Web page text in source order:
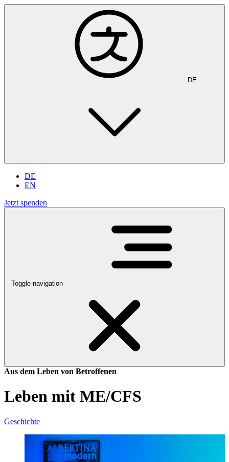
DE
DE
EN
Jetzt spenden
Toggle navigation
Aus dem Leben von Betroffenen
Leben mit ME/CFS
Geschichte